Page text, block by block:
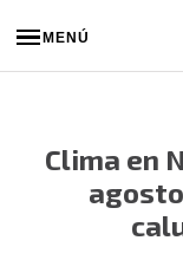
MENÚ
Clima en